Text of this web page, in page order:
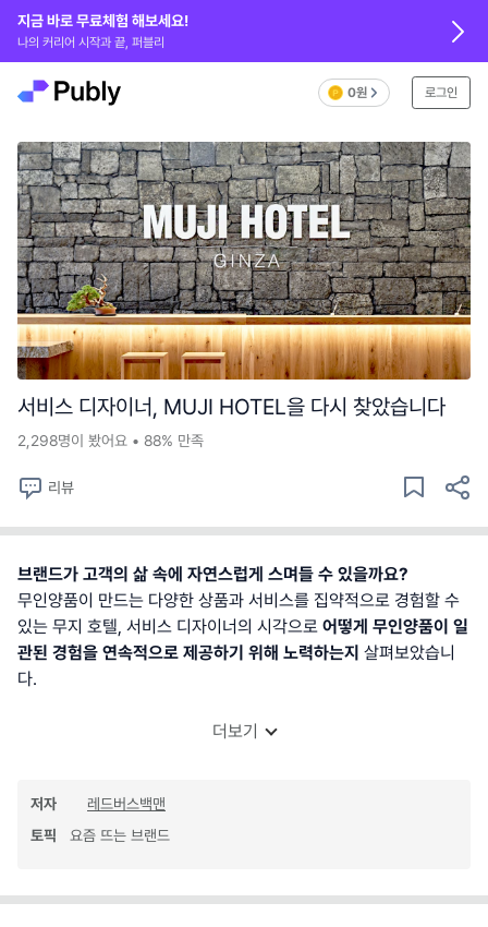
0원 로그인
지금 바로 무료체험 해보세요!
나의 커리어 시작과 끝, 퍼블리
서비스 디자이너, MUJI HOTEL을 다시 찾았습니다
2,298명이 봤어요 • 88% 만족
리뷰
브랜드가 고객의 삶 속에 자연스럽게 스며들 수 있을까요?
무인양품이 만드는 다양한 상품과 서비스를 집약적으로 경험할 수
있는 무지 호텔, 서비스 디자이너의 시각으로 어떻게 무인양품이 일
관된 경험을 연속적으로 제공하기 위해 노력하는지 살펴보았습니
다.
더보기
저자
레드버스백맨
토픽
요즘 뜨는 브랜드